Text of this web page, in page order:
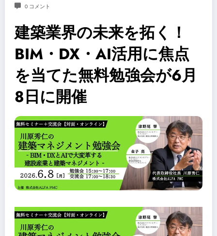
0 コメント
建築業界の未来を拓く！
BIM・DX・AI活用に焦点
を当てた無料勉強会が6月
8日に開催